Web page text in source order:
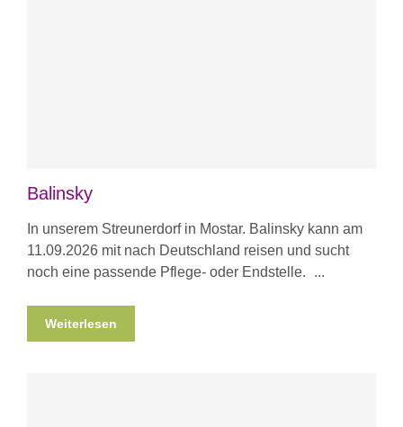
Balinsky
In unserem Streunerdorf in Mostar. Balinsky kann am
11.09.2026 mit nach Deutschland reisen und sucht
noch eine passende Pflege- oder Endstelle.
Weiterlesen